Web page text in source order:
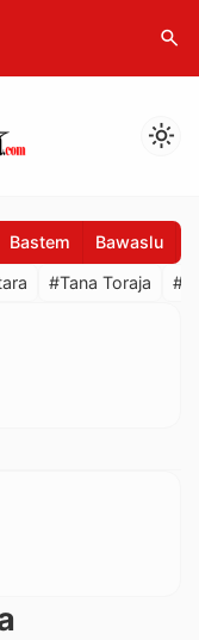
search
light_mode
Bastem Bawaslu
#Tana Toraja